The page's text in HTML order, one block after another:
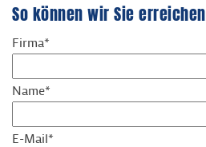
So können wir Sie erreichen
Firma*
Name*
E-Mail*